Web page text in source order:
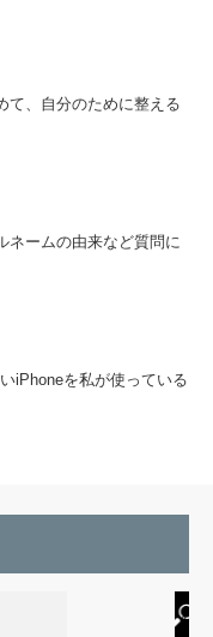
て、自分のために整える
ネームの由来など質問に
iPhoneを私が使っている